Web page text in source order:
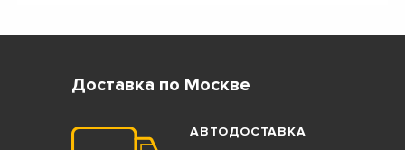
Доставка по Москве
АВТОДОСТАВКА